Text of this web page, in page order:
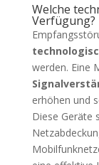
Welche
Verfügung?
werden. Eine
erhöhen und
Diese Geräte